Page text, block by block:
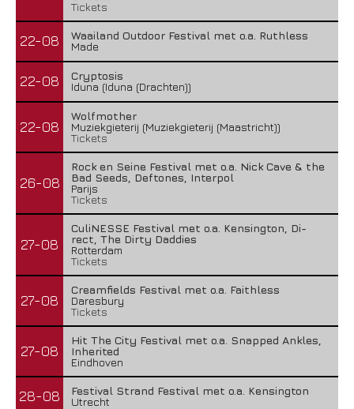
Tickets
22-08
Waailand Outdoor Festival met o.a. Ruthless
Made
22-08
Cryptosis
Iduna (Iduna (Drachten))
22-08
Wolfmother
Muziekgieterij (Muziekgieterij (Maastricht))
Tickets
26-08
Rock en Seine Festival met o.a. Nick Cave & the
Bad Seeds, Deftones, Interpol
Parijs
Tickets
27-08
CuliNESSE Festival met o.a. Kensington, Di-
rect, The Dirty Daddies
Rotterdam
Tickets
27-08
Creamfields Festival met o.a. Faithless
Daresbury
Tickets
27-08
Hit The City Festival met o.a. Snapped Ankles,
Inherited
Eindhoven
28-08
Festival Strand Festival met o.a. Kensington
Utrecht